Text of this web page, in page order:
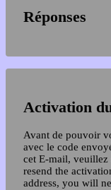
Réponses
Activation
Avant de pouvoir
avec le code
cet E-mail, veuillez
resend the
address, you will